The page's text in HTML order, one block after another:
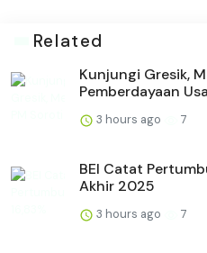
Related
Kunjungi Gresik,
Pemberdayaan
3 hours ago 7
BEI Catat
Akhir 2025
3 hours ago 7